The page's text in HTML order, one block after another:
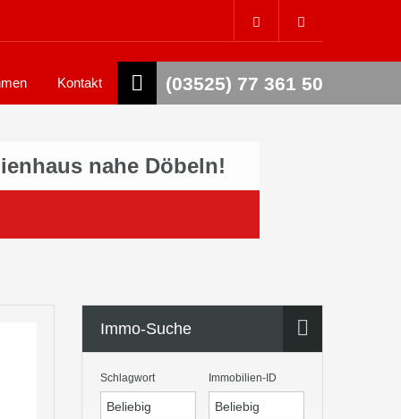
(03525) 77 361 50
Kontakt
nahe Döbeln!
Immo-Suche
Schlagwort Immobilien-ID